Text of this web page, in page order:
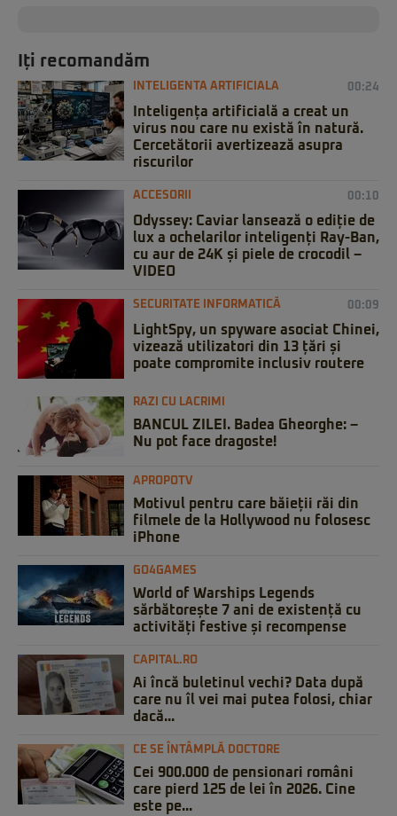
Iți recomandăm
INTELIGENTA ARTIFICIALA 00:24
Inteligența artificială a creat un
virus nou care nu există în natură.
Cercetătorii avertizează asupra
riscurilor
ACCESORII 00:10
Odyssey: Caviar lansează o ediție de
lux a ochelarilor inteligenți Ray-Ban,
cu aur de 24K și piele de crocodil –
VIDEO
SECURITATE INFORMATICĂ 00:09
LightSpy, un spyware asociat Chinei,
vizează utilizatori din 13 țări și
poate compromite inclusiv routere
RAZI CU LACRIMI
BANCUL ZILEI. Badea Gheorghe: –
Nu pot face dragoste!
APROPOTV
Motivul pentru care băieții răi din
filmele de la Hollywood nu folosesc
iPhone
GO4GAMES
World of Warships Legends
sărbătorește 7 ani de existență cu
activități festive și recompense
CAPITAL.RO
Ai încă buletinul vechi? Data după
care nu îl vei mai putea folosi, chiar
dacă...
CE SE ÎNTÂMPLĂ DOCTORE
Cei 900.000 de pensionari români
care pierd 125 de lei în 2026. Cine
este pe...